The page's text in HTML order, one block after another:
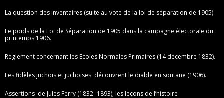
La question des inventaires (suite au vote de la loi de séparation de 1905)
Le poids de la Loi de Séparation de 1905 dans la campagne électorale du
printemps 1906.
Règlement concernant les Ecoles Normales Primaires (14 décembre 1832).
Les fidèles juchois et juchoises découvrent le diable en soutane (1906).
Assertions de Jules Ferry (1832 -1893); les leçons de l’histoire